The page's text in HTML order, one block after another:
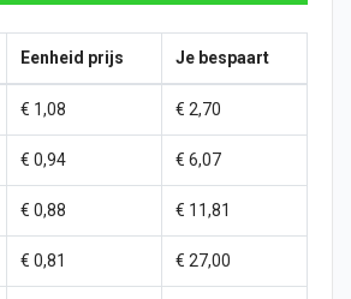
Eenheid prijs Je bespaart
€ 1,08 € 2,70
€ 0,94 € 6,07
€ 0,88 € 11,81
€ 0,81 € 27,00